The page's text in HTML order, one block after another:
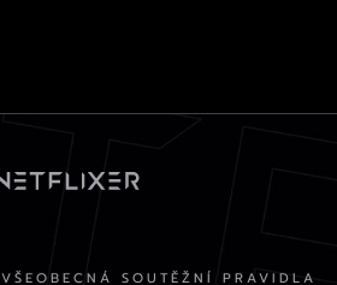
VŠEOBECNÁ SOUTĚŽNÍ PRAVIDLA